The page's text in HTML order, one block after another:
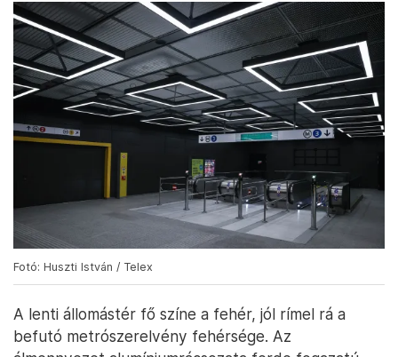
Fotó: Huszti István / Telex
A lenti állomástér fő színe a fehér, jól rímel rá a
befutó metrószerelvény fehérsége. Az